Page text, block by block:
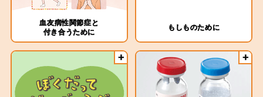
血友病性関節症と
付き合うために
もしものために